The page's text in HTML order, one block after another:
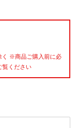
く ※商品ご購入前に必
覧ください